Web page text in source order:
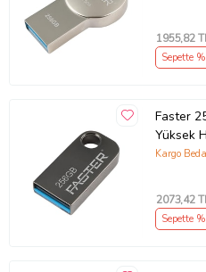
Kapasiteler: 16GB, 32GB, 64GB,
Mobil cihaz uyumluluğu: Akıllı
bağlantı noktası ve On-The-Go
cihazlar. Uyumlu cihazlar için bkz.
Arayüz: USB Type-C ve USB Type
PC ve Mac bilgisayar
Boyutlar: 9,4 x 38,10 x 20,07 mm;
1955,82
Sepette
Faster
Yüksek
Kargo
2073,42
Sepette